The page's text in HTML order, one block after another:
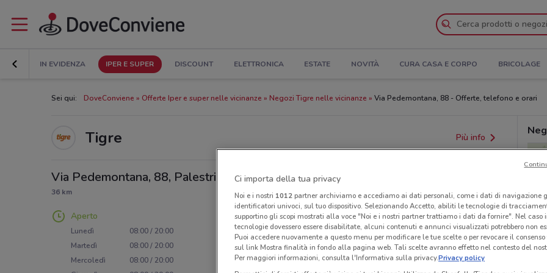
IN EVIDENZA IPER E SUPER DISCOUNT ELETTRONICA ESTATE NOVITÀ CURA CASA E CORPO BRICOLAGE
Sei qui: DoveConviene Offerte Iper e super nelle vicinanze Negozi Tigre nelle vicinanze Via Pedemontana, 88 - Offerte, telefono e orari
Tigre Più info
Via Pedemontana, 88, Palestrina
36 km
Aperto
Lunedì
08:00 / 20:00
Martedì
08:00 / 20:00
Mercoledì
08:00 / 20:00
Ci importa della tua privacy
Noi e i nostri 1012partner archiviamo e accediamo ai dati personali, come i dati di navigazione
identificatori univoci, sul tuo dispositivo. Selezionando Accetto, abiliti le tecnologie di
supportino gli scopi mostrati alla voce "Noi e i nostri partner trattiamo i dati da fornire". Nel caso
tecnologie dovessero essere disabilitate, alcuni contenuti e annunci visualizzati potrebbero non
Puoi accedere nuovamente a questo menu per modificare le tue scelte o per revocare il
sul link Mostra finalità in fondo alla pagina web. Tali scelte avranno effetto nel contesto del
Per maggiori informazioni, consulta l'Informativa sulla privacy.Privacy policy